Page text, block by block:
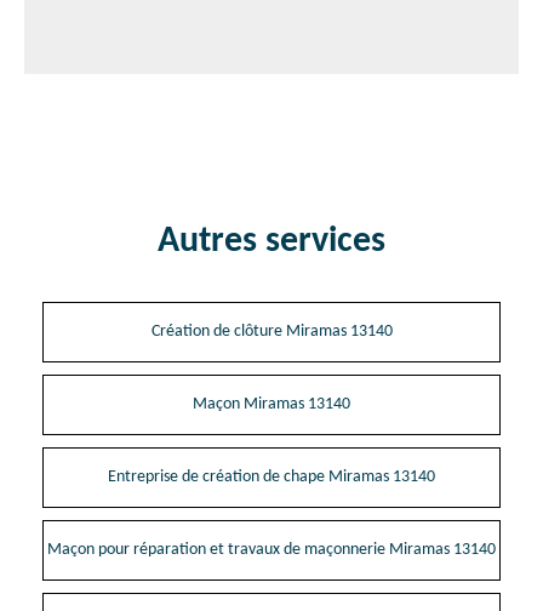
Autres services
Création de clôture Miramas 13140
Maçon Miramas 13140
Entreprise de création de chape Miramas 13140
Maçon pour réparation et travaux de maçonnerie Miramas 13140